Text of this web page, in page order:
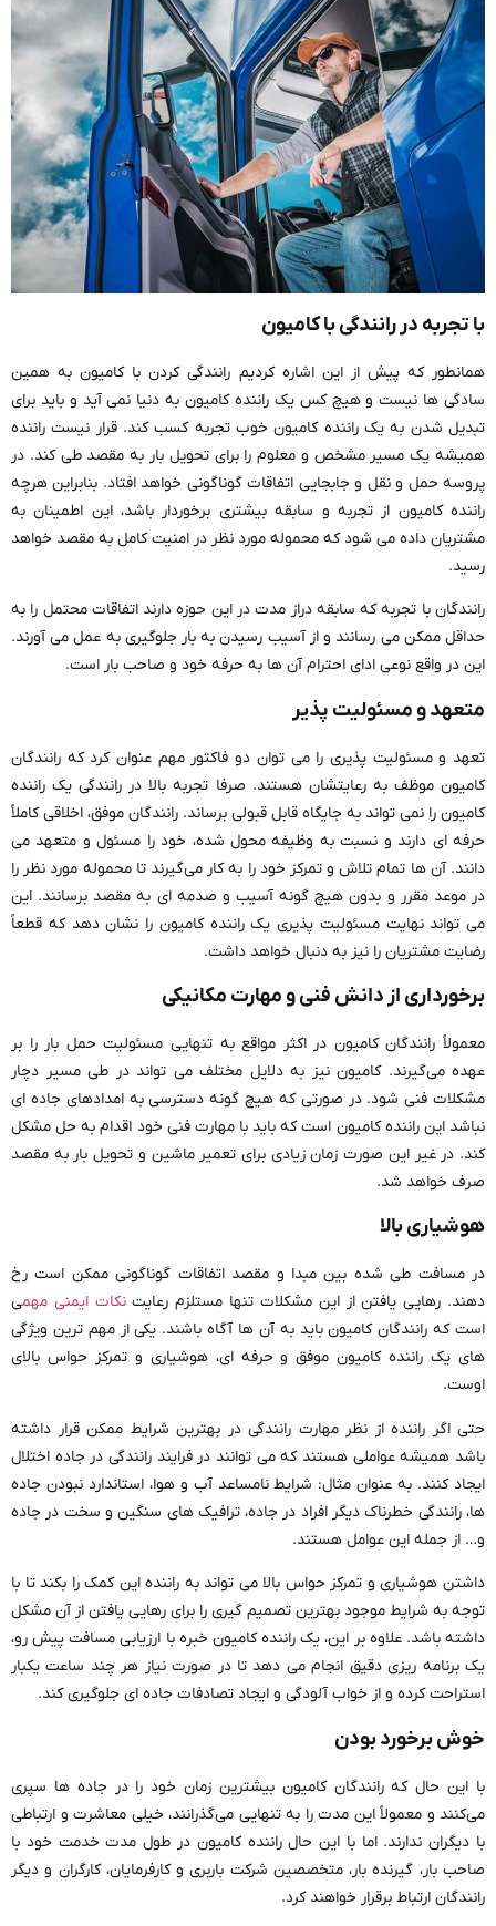
با تجربه در رانندگی با کامیون
همانطور که پیش از این اشاره کردیم رانندگی کردن با کامیون به همین
سادگی ‌ها نیست و هیچ کس یک راننده کامیون به دنیا نمی آید و باید برای
تبدیل شدن به یک راننده کامیون خوب تجربه کسب کند. قرار نیست راننده
همیشه یک مسیر مشخص و معلوم را برای تحویل بار به مقصد طی کند. در
پروسه حمل و نقل و جابجایی اتفاقات گوناگونی خواهد افتاد. بنابراین هرچه
راننده کامیون از تجربه و سابقه بیشتری برخوردار باشد، این اطمینان به
مشتریان داده می ‌شود که محموله مورد نظر در امنیت کامل به مقصد خواهد
رسید.
رانندگان با تجربه که سابقه دراز مدت در این حوزه دارند اتفاقات محتمل را به
حداقل ممکن می ‌رسانند و از آسیب رسیدن به بار جلوگیری به عمل می ‌آورند.
این در واقع نوعی ادای احترام آن ها به حرفه خود و صاحب بار است.
متعهد و مسئولیت پذیر
تعهد و مسئولیت پذیری را می توان دو فاکتور مهم عنوان کرد که رانندگان
کامیون موظف به رعایتشان هستند. صرفا تجربه بالا در رانندگی یک راننده
کامیون را نمی ‌تواند به جایگاه قابل قبولی برساند. رانندگان موفق، اخلاقی کاملاً
حرفه ‌ای دارند و نسبت به وظیفه محول شده، خود را مسئول و متعهد می
‌دانند. آن ها تمام تلاش و تمرکز خود را به کار می‌گیرند تا محموله مورد نظر را
در موعد مقرر و بدون هیچ گونه آسیب و صدمه ‌ای به مقصد برسانند. این
می ‌تواند نهایت مسئولیت پذیری یک راننده کامیون را نشان دهد که قطعاً
رضایت مشتریان را نیز به دنبال خواهد داشت.
برخورداری از دانش فنی و مهارت مکانیکی
معمولاً رانندگان کامیون در اکثر مواقع به تنهایی مسئولیت حمل بار را بر
عهده می‌گیرند. کامیون نیز به دلایل مختلف می ‌تواند در طی مسیر دچار
مشکلات فنی شود. در صورتی که هیچ گونه دسترسی به امدادهای جاده ‌ای
نباشد این راننده کامیون است که باید با مهارت فنی خود اقدام به حل مشکل
کند. در غیر این صورت زمان زیادی برای تعمیر ماشین و تحویل بار به مقصد
صرف خواهد شد.
هوشیاری بالا
در مسافت طی شده بین مبدا و مقصد اتفاقات گوناگونی ممکن است رخ
دهند. رهایی یافتن از این مشکلات تنها مستلزم رعایتنکات ایمنی مهمی
است که رانندگان کامیون باید به آن ها آگاه باشند. یکی از مهم ترین ویژگی‌
های یک راننده کامیون موفق و حرفه ‌ای، هوشیاری و تمرکز حواس بالای
اوست.
حتی اگر راننده از نظر مهارت رانندگی در بهترین شرایط ممکن قرار داشته
باشد همیشه عواملی هستند که می ‌توانند در فرایند رانندگی در جاده اختلال
ایجاد کنند. به عنوان مثال: شرایط نامساعد آب و هوا، استاندارد نبودن جاده
‌ها، رانندگی خطرناک دیگر افراد در جاده، ترافیک ‌های سنگین و سخت در جاده
و… از جمله این عوامل هستند.
داشتن هوشیاری و تمرکز حواس بالا می ‌تواند به راننده این کمک را بکند تا با
توجه به شرایط موجود بهترین تصمیم گیری را برای رهایی یافتن از آن مشکل
داشته باشد. علاوه بر این، یک راننده کامیون خبره با ارزیابی مسافت پیش رو،
یک برنامه ‌ریزی دقیق انجام می ‌دهد تا در صورت نیاز هر چند ساعت یکبار
استراحت کرده و از خواب آلودگی و ایجاد تصادفات جاده ‌ای جلوگیری کند.
خوش برخورد بودن
با این حال که رانندگان کامیون بیشترین زمان خود را در جاده ‌ها سپری
می‌کنند و معمولاً این مدت را به تنهایی می‌گذرانند، خیلی معاشرت و ارتباطی
با دیگران ندارند. اما با این حال راننده کامیون در طول مدت خدمت خود با
صاحب بار، گیرنده بار، متخصصین شرکت باربری و کارفرمایان، کارگران و دیگر
رانندگان ارتباط برقرار خواهند کرد.